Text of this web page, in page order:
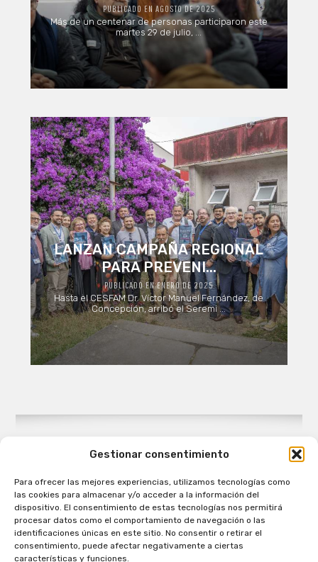
Gestionar consentimiento
Para ofrecer las mejores experiencias, utilizamos tecnologías como
las cookies para almacenar y/o acceder a la información del
dispositivo. El consentimiento de estas tecnologías nos permitirá
procesar datos como el comportamiento de navegación o las
identificaciones únicas en este sitio. No consentir o retirar el
consentimiento, puede afectar negativamente a ciertas
características y funciones.
PUBLICADO EN AGOSTO DE 2025
Más de un centenar de personas participaron este
martes 29 de julio, ...
LANZAN CAMPAÑA REGIONAL
PARA PREVENI...
PUBLICADO EN ENERO DE 2025
Hasta el CESFAM Dr. Víctor Manuel Fernández, de
Concepción, arribó el Seremi ...
Patagual Radio Digital 2026 - Todos los derechos
reservados
la Radio de Verdad
Cobertura
Programación